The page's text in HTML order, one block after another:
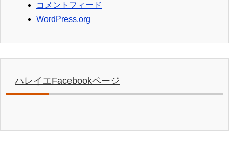
コメントフィード
WordPress.org
ハレイエFacebookページ